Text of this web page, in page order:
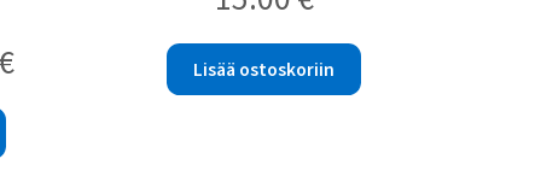
€hinta
Lisää ostoskoriin